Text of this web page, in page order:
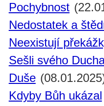
Pochybnost
Nedostatek a
Neexistují
Sešli svého
Duše
Kdyby Bůh ukázal